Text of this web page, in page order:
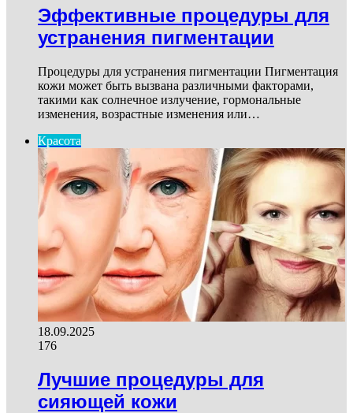
Эффективные процедуры для
устранения пигментации
Процедуры для устранения пигментации Пигментация
кожи может быть вызвана различными факторами,
такими как солнечное излучение, гормональные
изменения, возрастные изменения или…
Красота
18.09.2025
176
Лучшие процедуры для
сияющей кожи